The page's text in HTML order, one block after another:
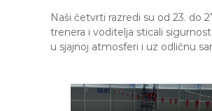
Naši četvrti razredi su od 23. do
trenera i voditelja sticali
u sjajnoj atmosferi i uz odličnu